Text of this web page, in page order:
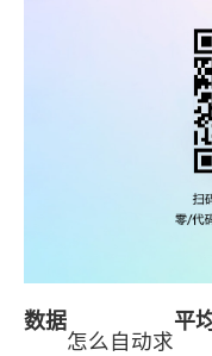
数据
怎么自动求
平